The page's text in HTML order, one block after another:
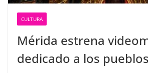
CULTURA
Mérida estrena
dedicado a los